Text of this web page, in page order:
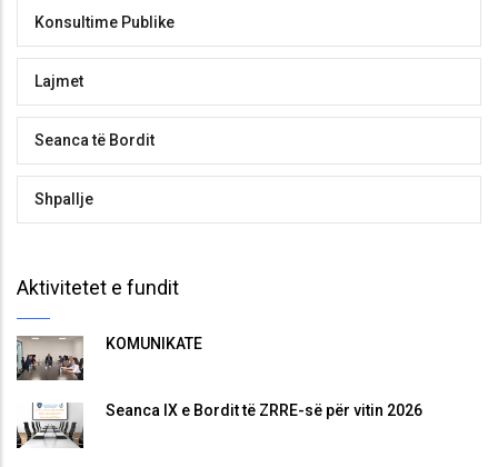
Konsultime Publike
Lajmet
Seanca të Bordit
Shpallje
Aktivitetet e fundit
KOMUNIKATË
Seanca IX e Bordit të ZRRE-së për vitin 2026